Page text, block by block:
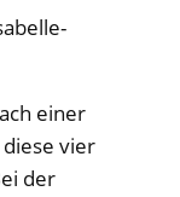
einer
vier
der